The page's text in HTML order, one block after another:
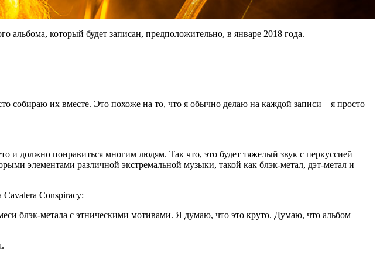
альбома, который будет записан, предположительно, в январе 2018 года.
собираю их вместе. Это похоже на то, что я обычно делаю на каждой записи – я просто
и должно понравиться многим людям. Так что, это будет тяжелый звук с перкуссией
элементами различной экстремальной музыки, такой как блэк-метал, дэт-метал и
Cavalera Conspiracy:
блэк-метала с этническими мотивами. Я думаю, что это круто. Думаю, что альбом